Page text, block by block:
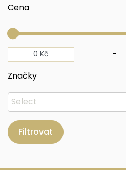
Cena
-
Značky
Filtrovat